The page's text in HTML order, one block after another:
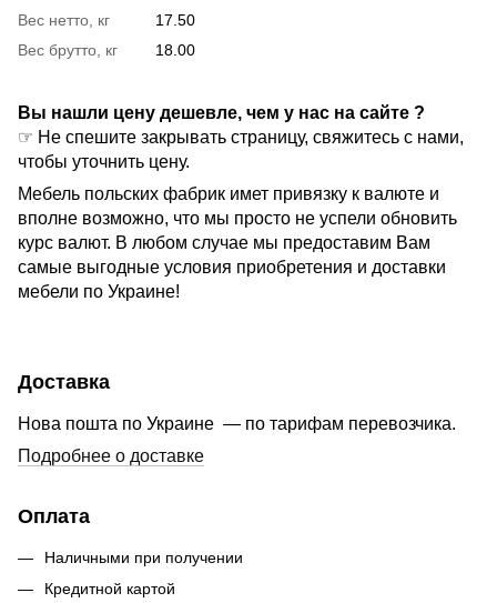
Вес нетто, кг
17.50
Вес брутто, кг
18.00
Вы нашли цену дешевле, чем у нас на сайте ?
☞ Не спешите закрывать страницу, свяжитесь с нами,
чтобы уточнить цену.
Мебель польских фабрик имет привязку к валюте и
вполне возможно, что мы просто не успели обновить
курс валют. В любом случае мы предоставим Вам
самые выгодные условия приобретения и доставки
мебели по Украине!
Доставка
Нова пошта по Украине — по тарифам перевозчика.
Подробнее о доставке
Оплата
Наличными при получении
Кредитной картой